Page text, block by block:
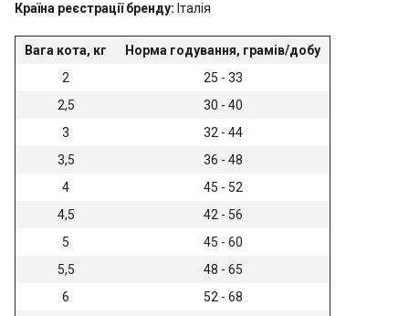
Країна реєстрації бренду: Італія
Вага кота, кг
Норма годування, грамів/добу
2
25 - 33
2,5
30 - 40
3
32 - 44
3,5
36 - 48
4
45 - 52
4,5
42 - 56
5
45 - 60
5,5
48 - 65
6
52 - 68